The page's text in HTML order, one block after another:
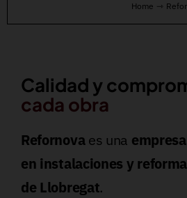
Home
Calidad y
cada obra
Refornovaes una
en instalaciones y
de Llobregat.